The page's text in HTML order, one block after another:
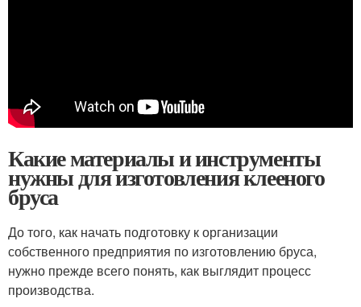
Какие материалы и инструменты
нужны для изготовления клееного
бруса
До того, как начать подготовку к организации
собственного предприятия по изготовлению бруса,
нужно прежде всего понять, как выглядит процесс
производства.